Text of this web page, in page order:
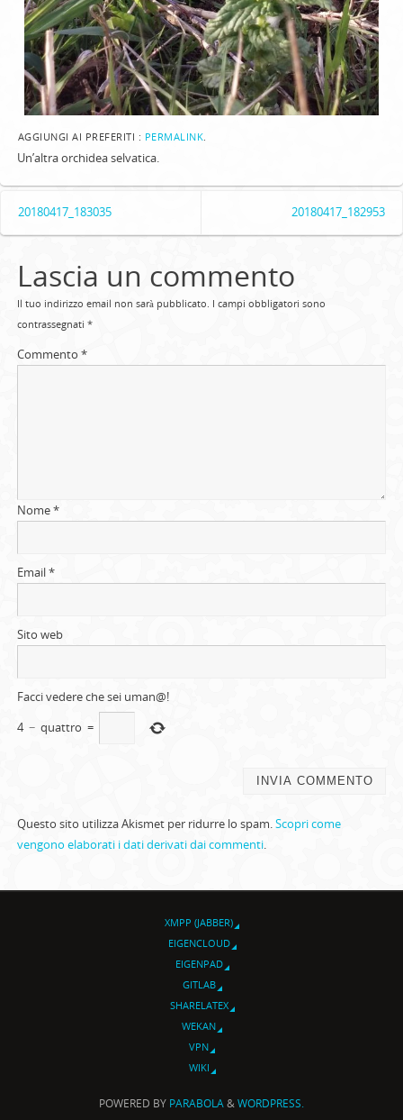
AGGIUNGI AI PREFERITI : PERMALINK
Un’altra orchidea selvatica.
20180417_183035 20180417_182953
Lascia un commento
Il tuo indirizzo email non sarà pubblicato. I campi obbligatori sono
contrassegnati *
Commento *
Nome*
Email*
Sito web
Facci vedere che sei uman@!
4 − quattro =
Questo sito utilizza Akismet per ridurre lo spam.Scopri come
vengono elaborati i dati derivati dai commenti.
XMPP (JABBER)
EIGENCLOUD
EIGENPAD
GITLAB
SHARELATEX
WEKAN
VPN
WIKI
POWERED BY PARABOLA&WORDPRESS.